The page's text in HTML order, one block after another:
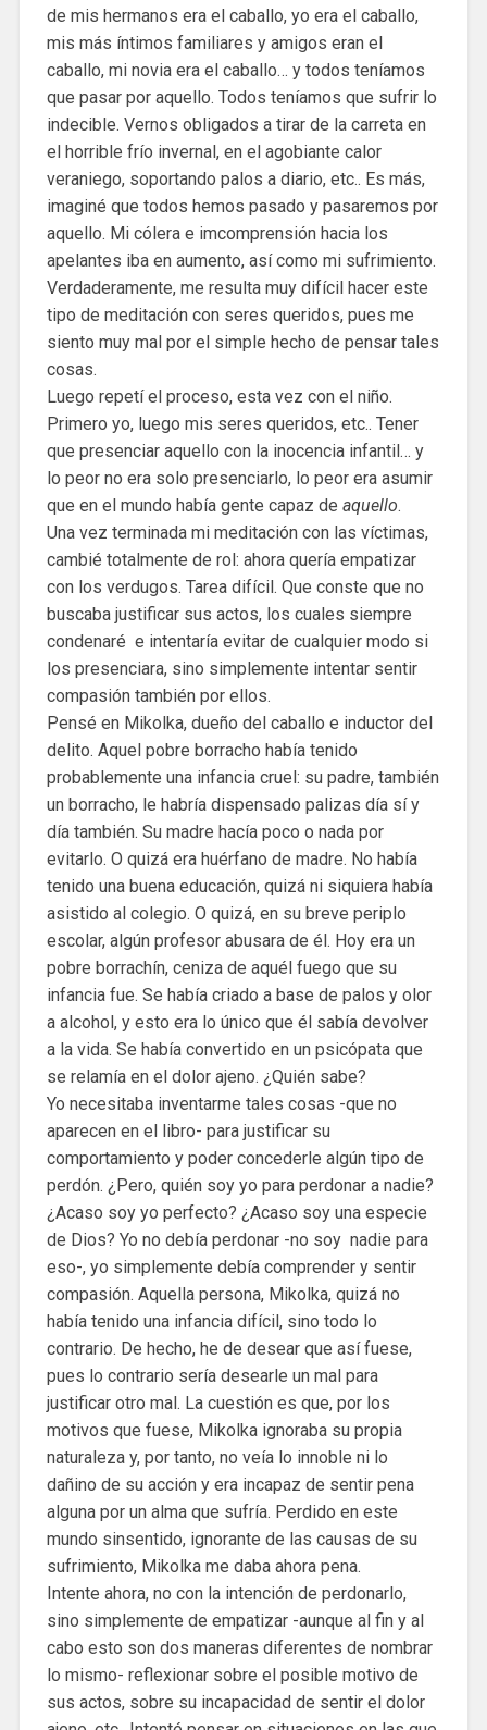
de mis hermanos era el caballo, yo era el caballo,
mis más íntimos familiares y amigos eran el
caballo, mi novia era el caballo… y todos teníamos
que pasar por aquello. Todos teníamos que sufrir lo
indecible. Vernos obligados a tirar de la carreta en
el horrible frío invernal, en el agobiante calor
veraniego, soportando palos a diario, etc.. Es más,
imaginé que todos hemos pasado y pasaremos por
aquello. Mi cólera e imcomprensión hacia los
apelantes iba en aumento, así como mi sufrimiento.
Verdaderamente, me resulta muy difícil hacer este
tipo de meditación con seres queridos, pues me
siento muy mal por el simple hecho de pensar tales
cosas.
Luego repetí el proceso, esta vez con el niño.
Primero yo, luego mis seres queridos, etc.. Tener
que presenciar aquello con la inocencia infantil… y
lo peor no era solo presenciarlo, lo peor era asumir
que en el mundo había gente capaz de aquello.
Una vez terminada mi meditación con las víctimas,
cambié totalmente de rol: ahora quería empatizar
con los verdugos. Tarea difícil. Que conste que no
buscaba justificar sus actos, los cuales siempre
condenaré e intentaría evitar de cualquier modo si
los presenciara, sino simplemente intentar sentir
compasión también por ellos.
Pensé en Mikolka, dueño del caballo e inductor del
delito. Aquel pobre borracho había tenido
probablemente una infancia cruel: su padre, también
un borracho, le habría dispensado palizas día sí y
día también. Su madre hacía poco o nada por
evitarlo. O quizá era huérfano de madre. No había
tenido una buena educación, quizá ni siquiera había
asistido al colegio. O quizá, en su breve periplo
escolar, algún profesor abusara de él. Hoy era un
pobre borrachín, ceniza de aquél fuego que su
infancia fue. Se había criado a base de palos y olor
a alcohol, y esto era lo único que él sabía devolver
a la vida. Se había convertido en un psicópata que
se relamía en el dolor ajeno. ¿Quién sabe?
Yo necesitaba inventarme tales cosas -que no
aparecen en el libro- para justificar su
comportamiento y poder concederle algún tipo de
perdón. ¿Pero, quién soy yo para perdonar a nadie?
¿Acaso soy yo perfecto? ¿Acaso soy una especie
de Dios? Yo no debía perdonar -no soy nadie para
eso-, yo simplemente debía comprender y sentir
compasión. Aquella persona, Mikolka, quizá no
había tenido una infancia difícil, sino todo lo
contrario. De hecho, he de desear que así fuese,
pues lo contrario sería desearle un mal para
justificar otro mal. La cuestión es que, por los
motivos que fuese, Mikolka ignoraba su propia
naturaleza y, por tanto, no veía lo innoble ni lo
dañino de su acción y era incapaz de sentir pena
alguna por un alma que sufría. Perdido en este
mundo sinsentido, ignorante de las causas de su
sufrimiento, Mikolka me daba ahora pena.
Intente ahora, no con la intención de perdonarlo,
sino simplemente de empatizar -aunque al fin y al
cabo esto son dos maneras diferentes de nombrar
lo mismo- reflexionar sobre el posible motivo de
sus actos, sobre su incapacidad de sentir el dolor